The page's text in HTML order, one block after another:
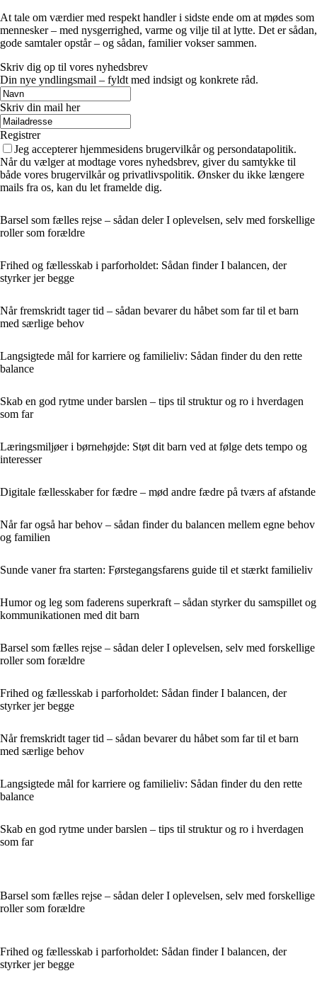
At tale om værdier med respekt handler i sidste ende om at mødes som
mennesker – med nysgerrighed, varme og vilje til at lytte. Det er sådan,
gode samtaler opstår – og sådan, familier vokser sammen.
Skriv dig op til vores nyhedsbrev
Din nye yndlingsmail – fyldt med indsigt og konkrete råd.
Skriv din mail her
Registrer
Jeg accepterer hjemmesidens brugervilkår og persondatapolitik.
Når du vælger at modtage vores nyhedsbrev, giver du samtykke til
både vores brugervilkår og privatlivspolitik. Ønsker du ikke længere
mails fra os, kan du let framelde dig.
Barsel som fælles rejse – sådan deler I oplevelsen, selv med forskellige
roller som forældre
Frihed og fællesskab i parforholdet: Sådan finder I balancen, der
styrker jer begge
Når fremskridt tager tid – sådan bevarer du håbet som far til et barn
med særlige behov
Langsigtede mål for karriere og familieliv: Sådan finder du den rette
balance
Skab en god rytme under barslen – tips til struktur og ro i hverdagen
som far
Læringsmiljøer i børnehøjde: Støt dit barn ved at følge dets tempo og
interesser
Digitale fællesskaber for fædre – mød andre fædre på tværs af afstande
Når far også har behov – sådan finder du balancen mellem egne behov
og familien
Sunde vaner fra starten: Førstegangsfarens guide til et stærkt familieliv
Humor og leg som faderens superkraft – sådan styrker du samspillet og
kommunikationen med dit barn
Barsel som fælles rejse – sådan deler I oplevelsen, selv med forskellige
roller som forældre
Frihed og fællesskab i parforholdet: Sådan finder I balancen, der
styrker jer begge
Når fremskridt tager tid – sådan bevarer du håbet som far til et barn
med særlige behov
Langsigtede mål for karriere og familieliv: Sådan finder du den rette
balance
Skab en god rytme under barslen – tips til struktur og ro i hverdagen
som far
Barsel som fælles rejse – sådan deler I oplevelsen, selv med forskellige
roller som forældre
Frihed og fællesskab i parforholdet: Sådan finder I balancen, der
styrker jer begge